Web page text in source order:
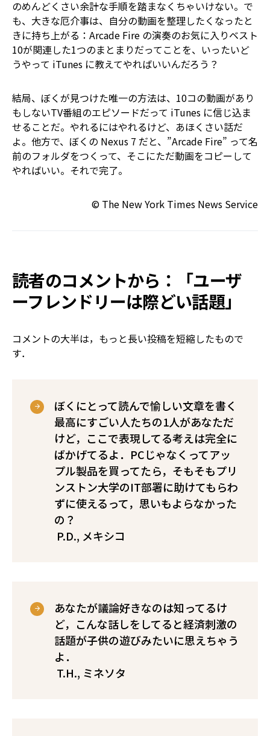
のめんどくさい余計な手順を踏まなくちゃいけない。で
も、大きな厄介事は、自分の動画を整理したくなったと
きに持ち上がる：Arcade Fire の演奏のお気に入りベスト
10が関連した1つのまとまりだってことを、いったいど
うやって iTunes に教えてやればいいんだろう？
結局、ぼくが見つけた唯一の方法は、10コの動画があり
もしないTV番組のエピソードだって iTunes に信じ込ま
せることだ。やれるにはやれるけど、あほくさい話だ
よ。他方で、ぼくの Nexus 7 だと、”Arcade Fire” って名
前のフォルダをつくって、そこにただ動画をコピーして
やればいい。それで完了。
© The New York Times News Service
読者のコメントから：「ユーザ
ーフレンドリーは際どい話題」
コメントの大半は，もっと長い投稿を短縮したもので
す．
ぼくにとって読んで愉しい文章を書く
最高にすごい人たちの1人があなただ
けど，ここで表現してる考えは完全に
ばかげてるよ．PCじゃなくってアッ
プル製品を買ってたら，そもそもプリ
ンストン大学のIT部署に助けてもらわ
ずに使えるって，思いもよらなかった
の？
―― P.D., メキシコ
あなたが議論好きなのは知ってるけ
ど，こんな話しをしてると経済刺激の
話題が子供の遊びみたいに思えちゃう
よ．
―― T.H., ミネソタ